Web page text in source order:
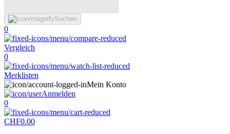
Suchen
0
Vergleich
0
Merklisten
Mein Konto
Anmelden
0
CHF0.00